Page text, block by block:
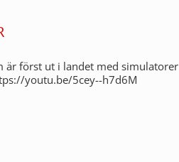
är först ut i landet med simulatorer
youtu.be/5cey--h7d6M